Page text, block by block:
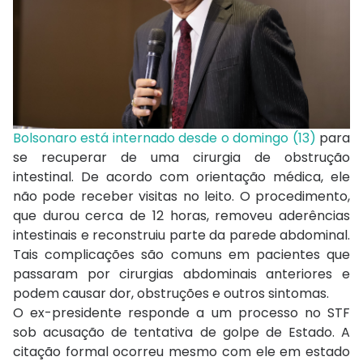
Bolsonaro está internado desde o domingo (13) para
se recuperar de uma cirurgia de obstrução
intestinal. De acordo com orientação médica, ele
não pode receber visitas no leito. O procedimento,
que durou cerca de 12 horas, removeu aderências
intestinais e reconstruiu parte da parede abdominal.
Tais complicações são comuns em pacientes que
passaram por cirurgias abdominais anteriores e
podem causar dor, obstruções e outros sintomas.
O ex-presidente responde a um processo no STF
sob acusação de tentativa de golpe de Estado. A
citação formal ocorreu mesmo com ele em estado